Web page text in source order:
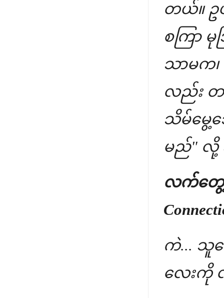
တယ်။ ဥ
စကြာ
သာမက၊
လည်း တ
သိမ်မွေ့သ
မည်" လို့
လက်တွေ့ ရှု
ကဲ... သူ
လေးကို